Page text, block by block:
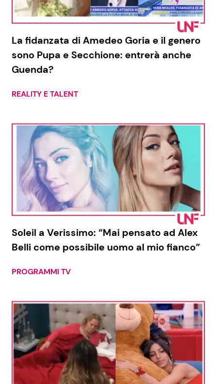
La fidanzata di Amedeo Goria e il genero
sono Pupa e Secchione: entrerà anche
Guenda?
REALITY E TALENT
Soleil a Verissimo: “Mai pensato ad Alex
Belli come possibile uomo al mio fianco”
PROGRAMMI TV